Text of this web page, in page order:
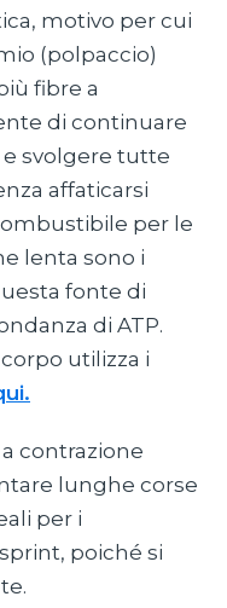
motivo per cui
(polpaccio)
fibre a
di continuare
svolgere tutte
affaticarsi
per le
lenta sono i
fonte di
di ATP.
utilizza i
contrazione
lunghe corse
per i
poiché si